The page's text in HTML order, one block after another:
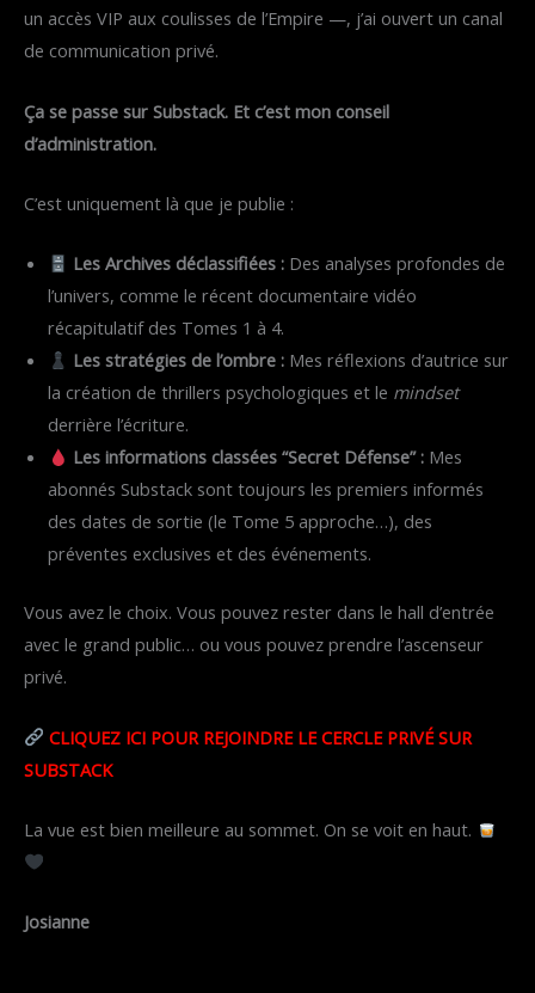
un accès VIP aux coulisses de l’Empire —, j’ai ouvert un canal
de communication privé.
Ça se passe sur Substack. Et c’est mon conseil
d’administration.
C’est uniquement là que je publie :
Les Archives déclassifiées :Des analyses profondes de
l’univers, comme le récent documentaire vidéo
récapitulatif des Tomes 1 à 4.
Les stratégies de l’ombre :Mes réflexions d’autrice sur
la création de thrillers psychologiques et le mindset
derrière l’écriture.
Les informations classées “Secret Défense” :Mes
abonnés Substack sont toujours les premiers informés
des dates de sortie (le Tome 5 approche…), des
préventes exclusives et des événements.
Vous avez le choix. Vous pouvez rester dans le hall d’entrée
avec le grand public… ou vous pouvez prendre l’ascenseur
privé.
CLIQUEZ ICI POUR REJOINDRE LE CERCLE PRIVÉ SUR
SUBSTACK
La vue est bien meilleure au sommet. On se voit en haut.
Josianne